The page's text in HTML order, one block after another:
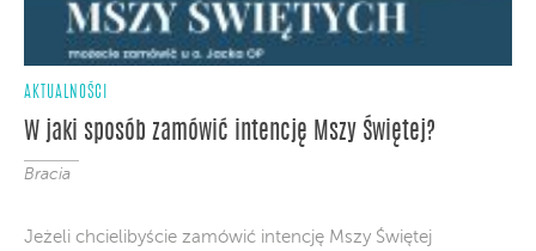
AKTUALNOŚCI
W jaki sposób zamówić intencję Mszy Świętej?
Bracia
Jeżeli chcielibyście zamówić intencję Mszy Świętej